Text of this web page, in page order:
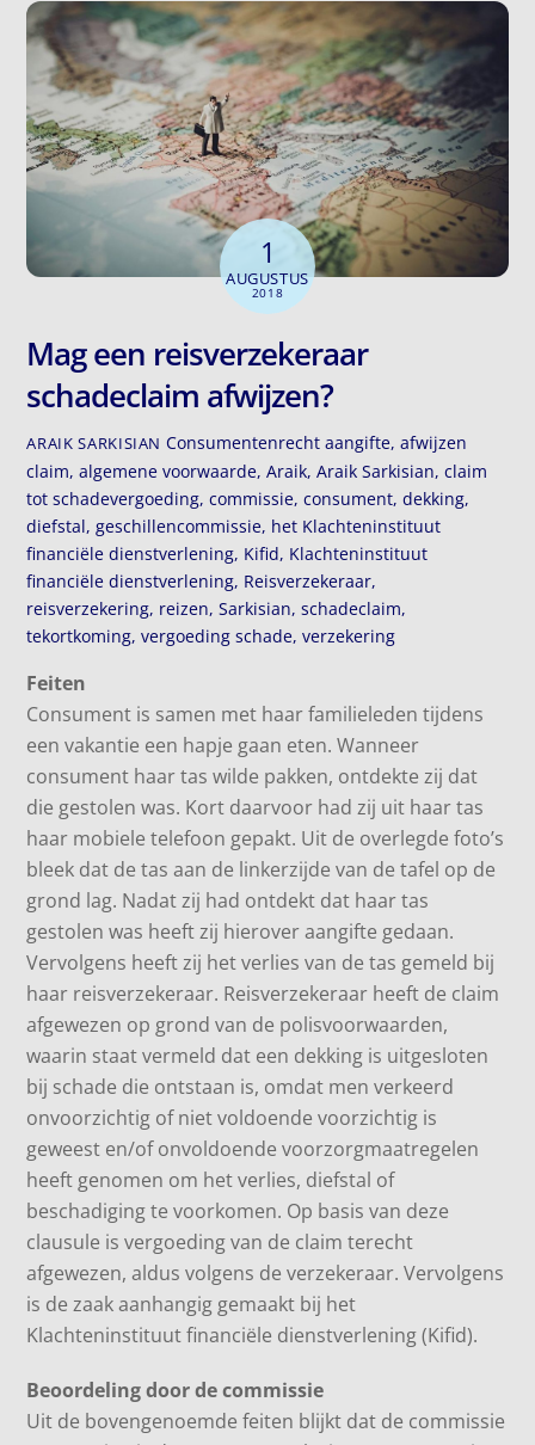
1
AUGUSTUS
2018
Mag een reisverzekeraar
schadeclaim afwijzen?
ARAIK SARKISIAN Consumentenrecht aangifte,afwijzen
claim,algemene voorwaarde,Araik,Araik Sarkisian,claim
tot schadevergoeding,commissie,consument,dekking,
diefstal,geschillencommissie, het Klachteninstituut
financiële dienstverlening, Kifid, Klachteninstituut
financiële dienstverlening, Reisverzekeraar,
reisverzekering, reizen,Sarkisian,schadeclaim,
tekortkoming,vergoeding schade,verzekering
Feiten
Consument is samen met haar familieleden tijdens
een vakantie een hapje gaan eten. Wanneer
consument haar tas wilde pakken, ontdekte zij dat
die gestolen was. Kort daarvoor had zij uit haar tas
haar mobiele telefoon gepakt. Uit de overlegde foto’s
bleek dat de tas aan de linkerzijde van de tafel op de
grond lag. Nadat zij had ontdekt dat haar tas
gestolen was heeft zij hierover aangifte gedaan.
Vervolgens heeft zij het verlies van de tas gemeld bij
haar reisverzekeraar. Reisverzekeraar heeft de claim
afgewezen op grond van de polisvoorwaarden,
waarin staat vermeld dat een dekking is uitgesloten
bij schade die ontstaan is, omdat men verkeerd
onvoorzichtig of niet voldoende voorzichtig is
geweest en/of onvoldoende voorzorgmaatregelen
heeft genomen om het verlies, diefstal of
beschadiging te voorkomen. Op basis van deze
clausule is vergoeding van de claim terecht
afgewezen, aldus volgens de verzekeraar. Vervolgens
is de zaak aanhangig gemaakt bij het
Klachteninstituut financiële dienstverlening (Kifid).
Beoordeling door de commissie
Uit de bovengenoemde feiten blijkt dat de commissie